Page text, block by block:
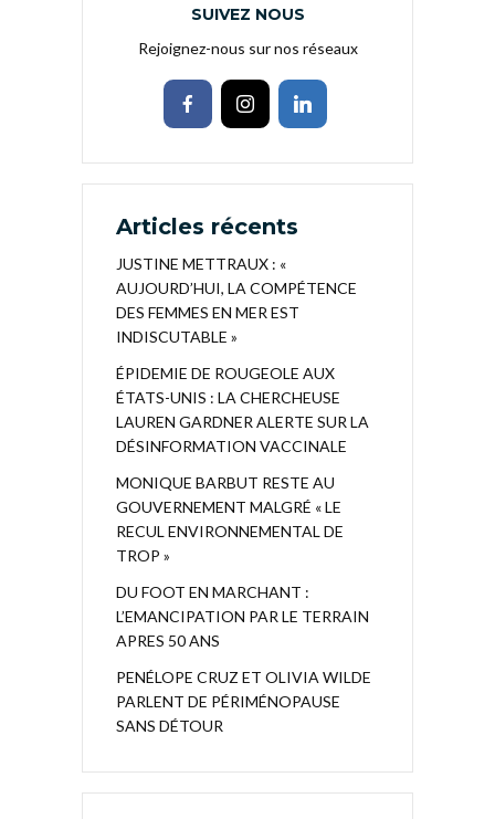
SUIVEZ NOUS
Rejoignez-nous sur nos réseaux
Articles récents
JUSTINE METTRAUX : «
AUJOURD’HUI, LA COMPÉTENCE
DES FEMMES EN MER EST
INDISCUTABLE »
ÉPIDEMIE DE ROUGEOLE AUX
ÉTATS-UNIS : LA CHERCHEUSE
LAUREN GARDNER ALERTE SUR LA
DÉSINFORMATION VACCINALE
MONIQUE BARBUT RESTE AU
GOUVERNEMENT MALGRÉ « LE
RECUL ENVIRONNEMENTAL DE
TROP »
DU FOOT EN MARCHANT :
L’EMANCIPATION PAR LE TERRAIN
APRES 50 ANS
PENÉLOPE CRUZ ET OLIVIA WILDE
PARLENT DE PÉRIMÉNOPAUSE
SANS DÉTOUR